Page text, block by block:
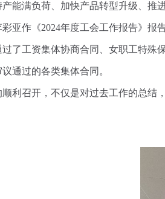
产能满负荷、加快产品转型升级、推
亚作《2024年度工会工作报告》报
过了工资集体协商合同、女职工特殊
通过的各类集体合同。
利召开，不仅是对过去工作的总结